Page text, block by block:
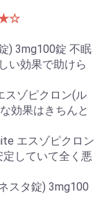
) 3mg100錠 不眠
い効果で助けら
スゾピクロン(ル
効果はきちんと
エスゾピクロン
していて全く悪
スタ錠) 3mg100